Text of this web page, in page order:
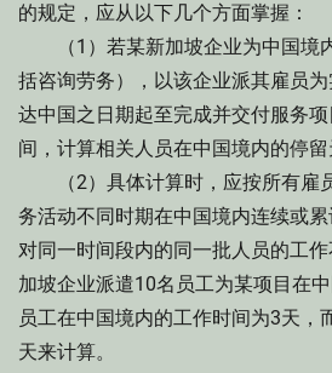
的规定，应从以下几个方面掌握：
（1）若某新加坡企业为中国境
括咨询劳务），以该企业派其雇员
达中国之日期起至完成并交付服务
间，计算相关人员在中国境内的停留
（2）具体计算时，应按所有雇
务活动不同时期在中国境内连续或累
对同一时间段内的同一批人员的工
加坡企业派遣10名员工为某项目在
员工在中国境内的工作时间为3天，
天来计算。